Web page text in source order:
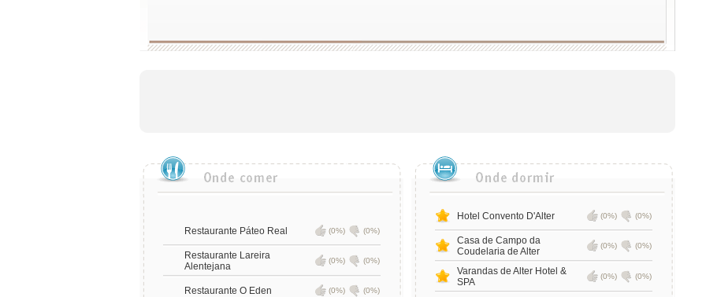
Restaurante Páteo Real (0%) (0%)
Restaurante Lareira
Alentejana
(0%) (0%)
Restaurante O Eden (0%) (0%)
Hotel Convento D'Alter (0%) (0%)
Casa de Campo da
Coudelaria de Alter
(0%) (0%)
Varandas de Alter Hotel &
SPA
(0%) (0%)